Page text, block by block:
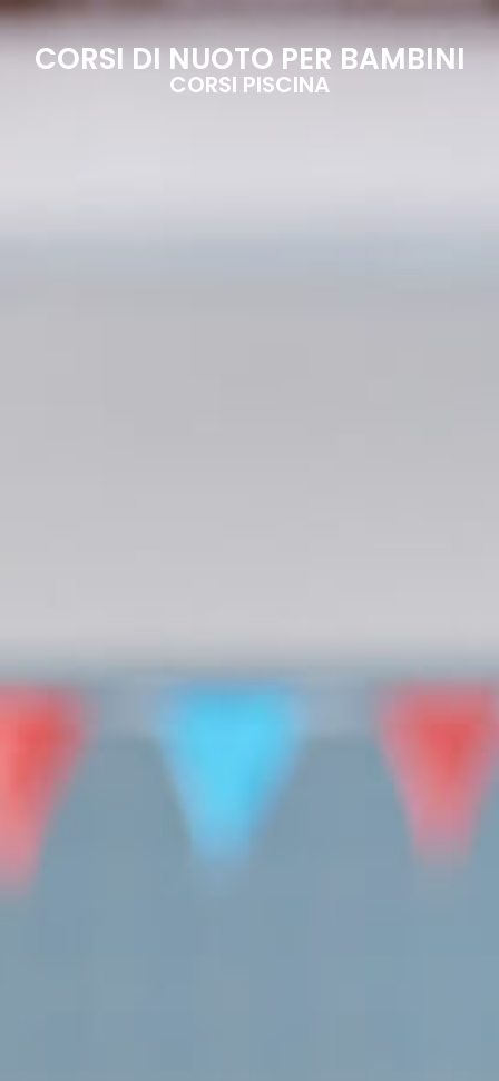
CORSI DI NUOTO PER BAMBINI
CORSI PISCINA